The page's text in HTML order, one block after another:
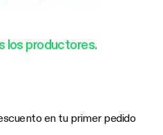
los productores.
en tu primer pedido